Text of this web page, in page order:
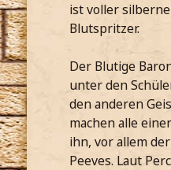
ist voller
Blutspritzer.
Der Blutige
unter den
den anderen
machen alle
ihn, vor allem
Peeves. Laut